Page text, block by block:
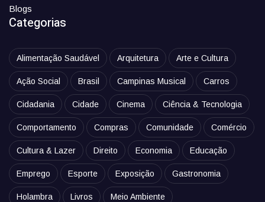
Blogs
Categorias
Alimentação Saudável Arquitetura Arte e Cultura
Ação Social Brasil Campinas Musical Carros
Cidadania Cidade Cinema Ciência & Tecnologia
Comportamento Compras Comunidade Comércio
Cultura & Lazer Direito Economia Educação
Emprego Esporte Exposição Gastronomia
Holambra Livros Meio Ambiente